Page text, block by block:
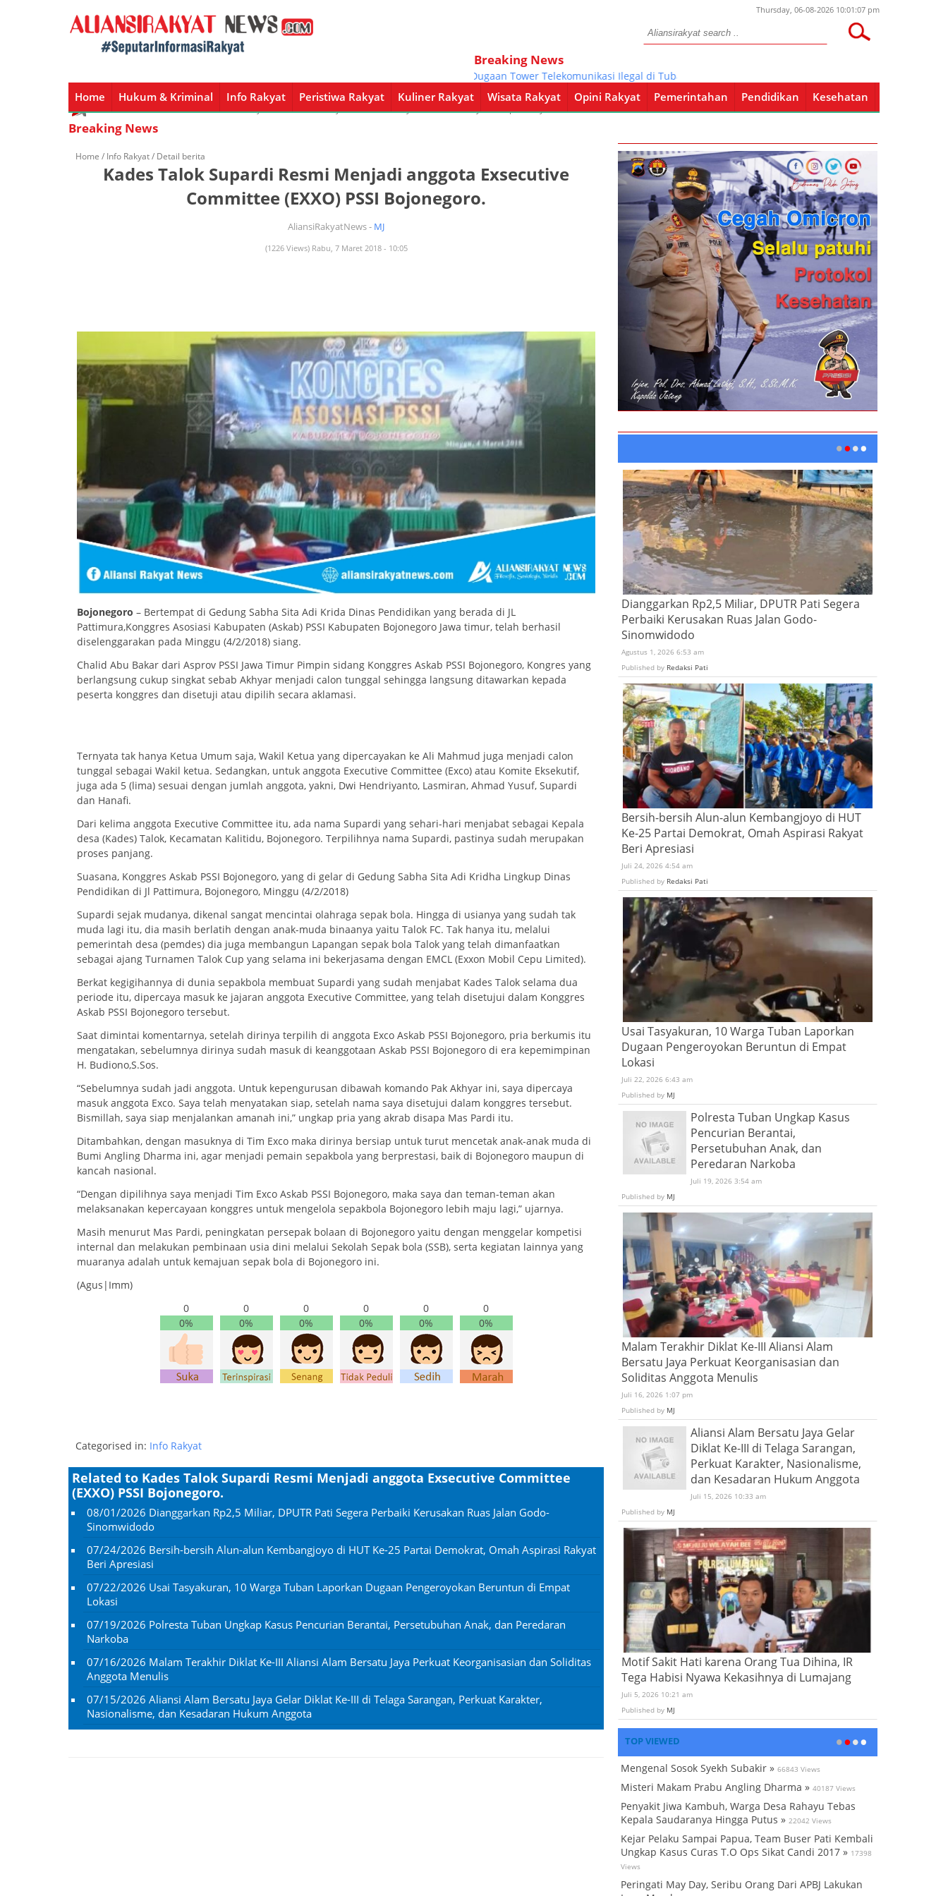
Thursday, 06-08-2026 10:01:07 pm
Breaking News
Dugaan Tower Telekomunikasi Ilegal di Tuban: Aktivitas Jalan Terus, Aparat Terlihat Diam
Home Hukum & Kriminal Info Rakyat Peristiwa Rakyat Kuliner Rakyat Wisata Rakyat Opini Rakyat Pemerintahan Pendidikan Kesehatan
Home Hukum & Kriminal Info Rakyat Peristiwa Rakyat Kuliner Rakyat Wisata Rakyat Opini Rakyat Pemerintahan Pendidikan Kesehatan
Breaking News
Home / Info Rakyat/ Detail berita
Kades Talok Supardi Resmi Menjadi anggota Exsecutive
Committee (EXXO) PSSI Bojonegoro.
AliansiRakyatNews - MJ
(1226 Views) Rabu, 7 Maret 2018 - 10:05
Bojonegoro – Bertempat di Gedung Sabha Sita Adi Krida Dinas Pendidikan yang berada di JL
Pattimura,Konggres Asosiasi Kabupaten (Askab) PSSI Kabupaten Bojonegoro Jawa timur, telah berhasil
diselenggarakan pada Minggu (4/2/2018) siang.
Chalid Abu Bakar dari Asprov PSSI Jawa Timur Pimpin sidang Konggres Askab PSSI Bojonegoro, Kongres yang
berlangsung cukup singkat sebab Akhyar menjadi calon tunggal sehingga langsung ditawarkan kepada
peserta konggres dan disetuji atau dipilih secara aklamasi.
Ternyata tak hanya Ketua Umum saja, Wakil Ketua yang dipercayakan ke Ali Mahmud juga menjadi calon
tunggal sebagai Wakil ketua. Sedangkan, untuk anggota Executive Committee (Exco) atau Komite Eksekutif,
juga ada 5 (lima) sesuai dengan jumlah anggota, yakni, Dwi Hendriyanto, Lasmiran, Ahmad Yusuf, Supardi
dan Hanafi.
Dari kelima anggota Executive Committee itu, ada nama Supardi yang sehari-hari menjabat sebagai Kepala
desa (Kades) Talok, Kecamatan Kalitidu, Bojonegoro. Terpilihnya nama Supardi, pastinya sudah merupakan
proses panjang.
Suasana, Konggres Askab PSSI Bojonegoro, yang di gelar di Gedung Sabha Sita Adi Kridha Lingkup Dinas
Pendidikan di Jl Pattimura, Bojonegoro, Minggu (4/2/2018)
Supardi sejak mudanya, dikenal sangat mencintai olahraga sepak bola. Hingga di usianya yang sudah tak
muda lagi itu, dia masih berlatih dengan anak-muda binaanya yaitu Talok FC. Tak hanya itu, melalui
pemerintah desa (pemdes) dia juga membangun Lapangan sepak bola Talok yang telah dimanfaatkan
sebagai ajang Turnamen Talok Cup yang selama ini bekerjasama dengan EMCL (Exxon Mobil Cepu Limited).
Berkat kegigihannya di dunia sepakbola membuat Supardi yang sudah menjabat Kades Talok selama dua
periode itu, dipercaya masuk ke jajaran anggota Executive Committee, yang telah disetujui dalam Konggres
Askab PSSI Bojonegoro tersebut.
Saat dimintai komentarnya, setelah dirinya terpilih di anggota Exco Askab PSSI Bojonegoro, pria berkumis itu
mengatakan, sebelumnya dirinya sudah masuk di keanggotaan Askab PSSI Bojonegoro di era kepemimpinan
H. Budiono,S.Sos.
“Sebelumnya sudah jadi anggota. Untuk kepengurusan dibawah komando Pak Akhyar ini, saya dipercaya
masuk anggota Exco. Saya telah menyatakan siap, setelah nama saya disetujui dalam konggres tersebut.
Bismillah, saya siap menjalankan amanah ini,” ungkap pria yang akrab disapa Mas Pardi itu.
Ditambahkan, dengan masuknya di Tim Exco maka dirinya bersiap untuk turut mencetak anak-anak muda di
Bumi Angling Dharma ini, agar menjadi pemain sepakbola yang berprestasi, baik di Bojonegoro maupun di
kancah nasional.
“Dengan dipilihnya saya menjadi Tim Exco Askab PSSI Bojonegoro, maka saya dan teman-teman akan
melaksanakan kepercayaan konggres untuk mengelola sepakbola Bojonegoro lebih maju lagi,” ujarnya.
Masih menurut Mas Pardi, peningkatan persepak bolaan di Bojonegoro yaitu dengan menggelar kompetisi
internal dan melakukan pembinaan usia dini melalui Sekolah Sepak bola (SSB), serta kegiatan lainnya yang
muaranya adalah untuk kemajuan sepak bola di Bojonegoro ini.
(Agus|Imm)
0
0%
0
0%
0
0%
0
0%
0
0%
0
0%
Categorised in: Info Rakyat
Related to Kades Talok Supardi Resmi Menjadi anggota Exsecutive Committee
(EXXO) PSSI Bojonegoro.
08/01/2026 Dianggarkan Rp2,5 Miliar, DPUTR Pati Segera Perbaiki Kerusakan Ruas Jalan Godo-
Sinomwidodo
07/24/2026 Bersih-bersih Alun-alun Kembangjoyo di HUT Ke-25 Partai Demokrat, Omah Aspirasi Rakyat
Beri Apresiasi
07/22/2026 Usai Tasyakuran, 10 Warga Tuban Laporkan Dugaan Pengeroyokan Beruntun di Empat
Lokasi
07/19/2026 Polresta Tuban Ungkap Kasus Pencurian Berantai, Persetubuhan Anak, dan Peredaran
Narkoba
07/16/2026 Malam Terakhir Diklat Ke-III Aliansi Alam Bersatu Jaya Perkuat Keorganisasian dan Soliditas
Anggota Menulis
07/15/2026 Aliansi Alam Bersatu Jaya Gelar Diklat Ke-III di Telaga Sarangan, Perkuat Karakter,
Nasionalisme, dan Kesadaran Hukum Anggota
Dianggarkan Rp2,5 Miliar, DPUTR Pati Segera
Perbaiki Kerusakan Ruas Jalan Godo-
Sinomwidodo
Agustus 1, 2026 6:53 am
Published by Redaksi Pati
Bersih-bersih Alun-alun Kembangjoyo di HUT
Ke-25 Partai Demokrat, Omah Aspirasi Rakyat
Beri Apresiasi
Juli 24, 2026 4:54 am
Published by Redaksi Pati
Usai Tasyakuran, 10 Warga Tuban Laporkan
Dugaan Pengeroyokan Beruntun di Empat
Lokasi
Juli 22, 2026 6:43 am
Published by MJ
Polresta Tuban Ungkap Kasus
Pencurian Berantai,
Persetubuhan Anak, dan
Peredaran Narkoba
Juli 19, 2026 3:54 am
Published by MJ
Malam Terakhir Diklat Ke-III Aliansi Alam
Bersatu Jaya Perkuat Keorganisasian dan
Soliditas Anggota Menulis
Juli 16, 2026 1:07 pm
Published by MJ
Aliansi Alam Bersatu Jaya Gelar
Diklat Ke-III di Telaga Sarangan,
Perkuat Karakter, Nasionalisme,
dan Kesadaran Hukum Anggota
Juli 15, 2026 10:33 am
Published by MJ
Motif Sakit Hati karena Orang Tua Dihina, IR
Tega Habisi Nyawa Kekasihnya di Lumajang
Juli 5, 2026 10:21 am
Published by MJ
TOP VIEWED
Mengenal Sosok Syekh Subakir » 66843 Views
Misteri Makam Prabu Angling Dharma » 40187 Views
Penyakit Jiwa Kambuh, Warga Desa Rahayu Tebas
Kepala Saudaranya Hingga Putus » 22042 Views
Kejar Pelaku Sampai Papua, Team Buser Pati Kembali
Ungkap Kasus Curas T.O Ops Sikat Candi 2017 » 17398
Views
Peringati May Day, Seribu Orang Dari APBJ Lakukan